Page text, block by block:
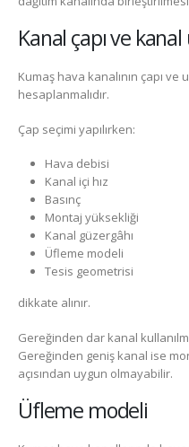
Kanal çapı ve
Kumaş hava kanalının çapı
hesaplanmalıdır.
Çap seçimi yapılırken:
Hava debisi
Kanal içi hız
Basınç
Montaj yüksekliği
Kanal güzergâhı
Üfleme modeli
Tesis geometrisi
dikkate alınır.
Gereğinden dar kanal
Gereğinden geniş kanal ise
açısından uygun olmayabilir.
Üfleme modeli